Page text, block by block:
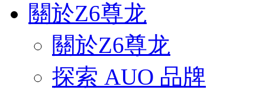
關於Z6尊龙
關於Z6尊龙
探索 AUO 品牌